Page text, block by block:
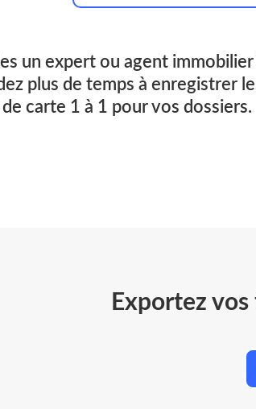
un expert ou agent immobilier
plus de temps à enregistrer
carte 1 à 1 pour vos dossiers.
Exportez